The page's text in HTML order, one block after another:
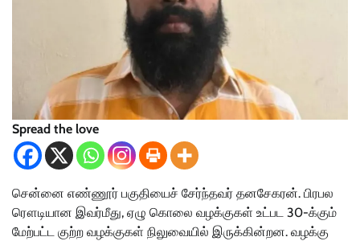
Spread the love
சென்னை எண்ணூர் பகுதியைச் சேர்ந்தவர் தனசேகரன். பிரபல
ரௌடியான இவர்மீது, ஏழு கொலை வழக்குகள் உட்பட 30-க்கும்
மேற்பட்ட குற்ற வழக்குகள் நிலுவையில் இருக்கின்றன. வழக்கு